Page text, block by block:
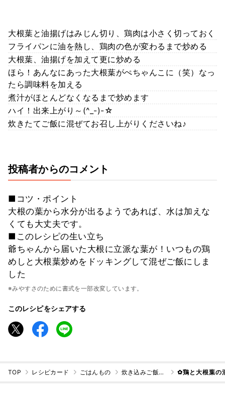
大根葉と油揚げはみじん切り、鶏肉は小さく切っておく
フライパンに油を熱し、鶏肉の色が変わるまで炒める
大根葉、油揚げを加えて更に炒める
ほら！あんなにあった大根葉がぺちゃんこに（笑）なっ
たら調味料を加える
煮汁がほとんどなくなるまで炒めます
ハイ！出来上がり～(^_-)-☆
炊きたてご飯に混ぜてお召し上がりくださいね♪
投稿者からのコメント
■コツ・ポイント
大根の葉から水分が出るようであれば、水は加えな
くても大丈夫です。
■このレシピの生い立ち
爺ちゃんから届いた大根に立派な葉が！いつもの鶏
めしと大根葉炒めをドッキングして混ぜご飯にしま
した
※みやすさのために書式を一部改変しています。
このレシピをシェアする
TOP レシピカード ごはんもの 炊き込みご飯・混ぜご飯 ✿鶏と大根葉の